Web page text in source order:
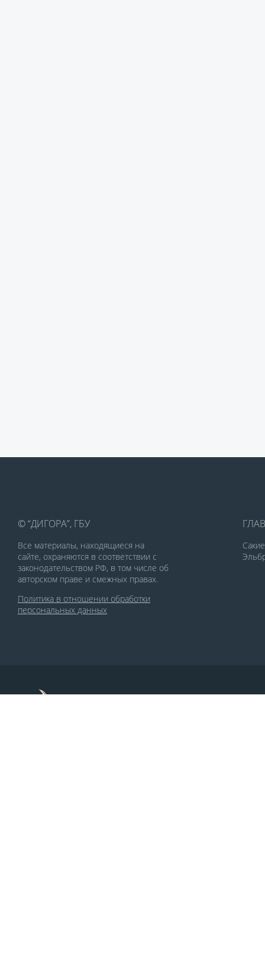
© “ДИГОРА”, ГБУ
Все материалы, находящиеся на
сайте, охраняются в соответствии с
законодательством РФ, в том числе об
авторском праве и смежных правах.
Политика в отношении обработки
персональных данных